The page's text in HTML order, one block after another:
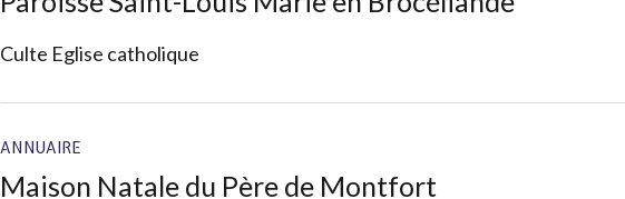
Culte Eglise catholique
ANNUAIRE
Maison Natale du Père de Montfort